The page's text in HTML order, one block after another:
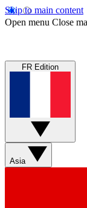
Skip to main content
Open menu Close
FR Edition
Asia